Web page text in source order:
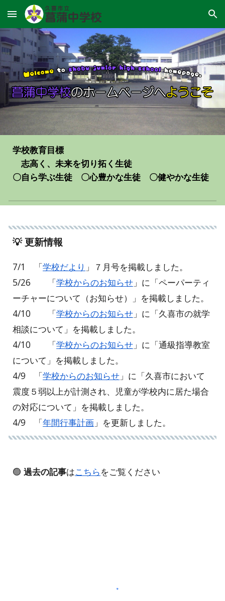
Skip to main content Skip to navigation
学校教育目標
志高く、未来を切り拓く生徒
〇自ら学ぶ生徒 〇心豊かな生徒 〇健やかな生徒
💡更新情報
7/1 「学校だより 」７月号を掲載しました。
5/26
「学校からのお知らせ 」に「ペーパーティ
ーチャーについて（お知らせ）
」を掲載しました。
4/10
「学校からのお知らせ 」に「久喜市の就学
相談について 」を掲載しました。
4/10 「学校からのお知らせ 」に「通級指導教室
について」を掲載しました。
4/9 「学校からのお知らせ 」に「久喜市において
震度５弱以上が計測され、児童が学校内に居た場合
の対応について」を掲載しました。
4/9 「年間行事計画 」を更新しました。
🟢過去の記事はこちらをご覧ください